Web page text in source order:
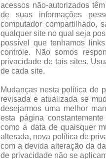
acessos não-autorizados
de suas informações
computador compartilhado,
qualquer site no qual seja
possível que tenhamos
controle. Não somos
privacidade de tais sites.
de cada site.
Mudanças nesta política de
revisada e atualizada se
desejarmos uma melhor
esta página
como a data de quaisquer
alterada, nova política de
com a devida alteração da
de privacidade não se